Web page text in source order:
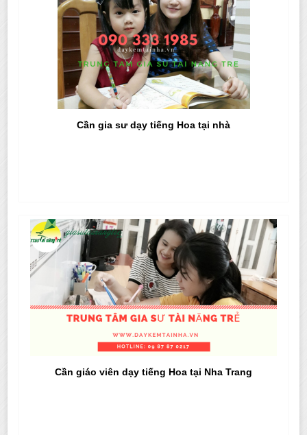
Cần gia sư dạy tiếng Hoa tại nhà
Cần giáo viên dạy tiếng Hoa tại Nha Trang